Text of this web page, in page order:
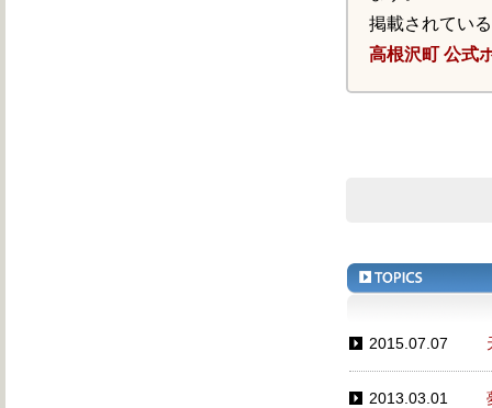
掲載されてい
高根沢町 公式
2015.07.07
2013.03.01